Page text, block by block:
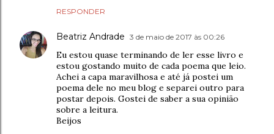
RESPONDER
Beatriz Andrade 3 de maio de 2017 às 00:26
Eu estou quase terminando de ler esse livro e
estou gostando muito de cada poema que leio.
Achei a capa maravilhosa e até já postei um
poema dele no meu blog e separei outro para
postar depois. Gostei de saber a sua opinião
sobre a leitura.
Beijos